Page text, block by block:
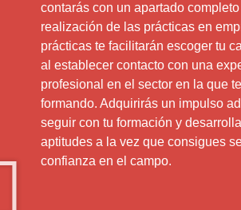
contarás con un apartado
realización de las prácticas en
prácticas te facilitarán escoger tu
al establecer contacto con una
profesional en el sector en la que
formando. Adquirirás un impulso
seguir con tu formación y
aptitudes a la vez que consigues
confianza en el campo.